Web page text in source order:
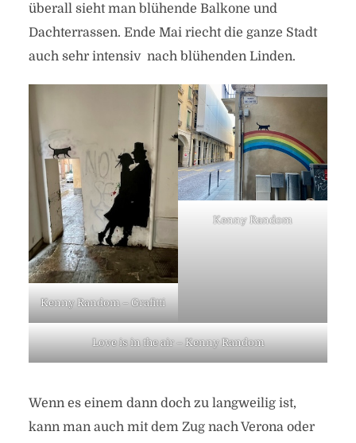
überall sieht man blühende Balkone und
Dachterrassen. Ende Mai riecht die ganze Stadt
auch sehr intensiv nach blühenden Linden.
Kenny Random – Grafitti
Kenny Random
Love is in the air – Kenny Random
Wenn es einem dann doch zu langweilig ist,
kann man auch mit dem Zug nach Verona oder